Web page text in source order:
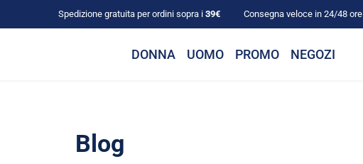
Spedizione gratuita per ordini sopra i 39€ Consegna veloce in 24/48 ore
DONNA UOMO PROMO NEGOZI
Blog